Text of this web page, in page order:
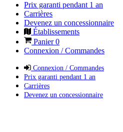
Prix garanti pendant 1 an
Carrières
Devenez un concessionnaire
Établissements
Panier0
Connexion / Commandes
Connexion / Commandes
Prix garanti pendant 1 an
Carrières
Devenez un concessionnaire